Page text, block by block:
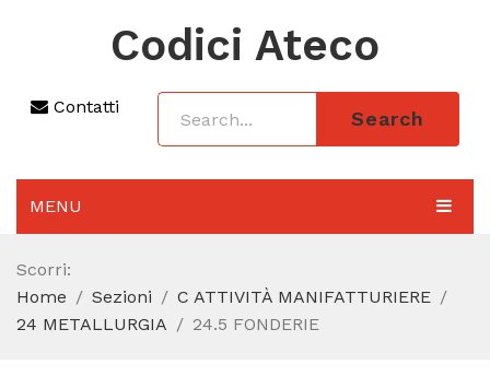
Codici Ateco
Contatti
Search
MENU
AGGIORNAMENTO 2025
SEZIONI
Scorri:
Home
Sezioni
C ATTIVITÀ MANIFATTURIERE
24 METALLURGIA
24.5 FONDERIE